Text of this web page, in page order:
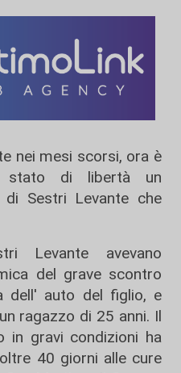
nei mesi scorsi, ora è
stato di libertà un
Sestri Levante che
Levante avevano
del grave scontro
dell' auto del figlio, e
ragazzo di 25 anni. Il
in gravi condizioni ha
40 giorni alle cure